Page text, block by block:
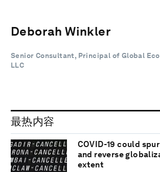
Deborah Winkler
Senior Consultant, Principal of Global
LLC
最热内容
COVID-19 could
and reverse
extent